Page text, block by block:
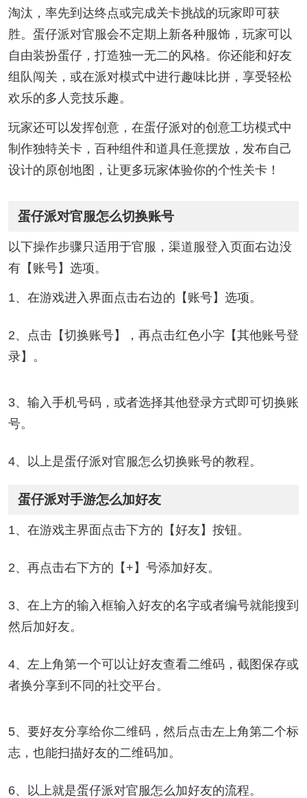
淘汰，率先到达终点或完成关卡挑战的玩家即可获
胜。蛋仔派对官服会不定期上新各种服饰，玩家可以
自由装扮蛋仔，打造独一无二的风格。你还能和好友
组队闯关，或在派对模式中进行趣味比拼，享受轻松
欢乐的多人竞技乐趣。
玩家还可以发挥创意，在蛋仔派对的创意工坊模式中
制作独特关卡，百种组件和道具任意摆放，发布自己
设计的原创地图，让更多玩家体验你的个性关卡！
蛋仔派对官服怎么切换账号
以下操作步骤只适用于官服，渠道服登入页面右边没
有【账号】选项。
1、在游戏进入界面点击右边的【账号】选项。
2、点击【切换账号】，再点击红色小字【其他账号登
录】。
3、输入手机号码，或者选择其他登录方式即可切换账
号。
4、以上是蛋仔派对官服怎么切换账号的教程。
蛋仔派对手游怎么加好友
1、在游戏主界面点击下方的【好友】按钮。
2、再点击右下方的【+】号添加好友。
3、在上方的输入框输入好友的名字或者编号就能搜到
然后加好友。
4、左上角第一个可以让好友查看二维码，截图保存或
者换分享到不同的社交平台。
5、要好友分享给你二维码，然后点击左上角第二个标
志，也能扫描好友的二维码加。
6、以上就是蛋仔派对官服怎么加好友的流程。